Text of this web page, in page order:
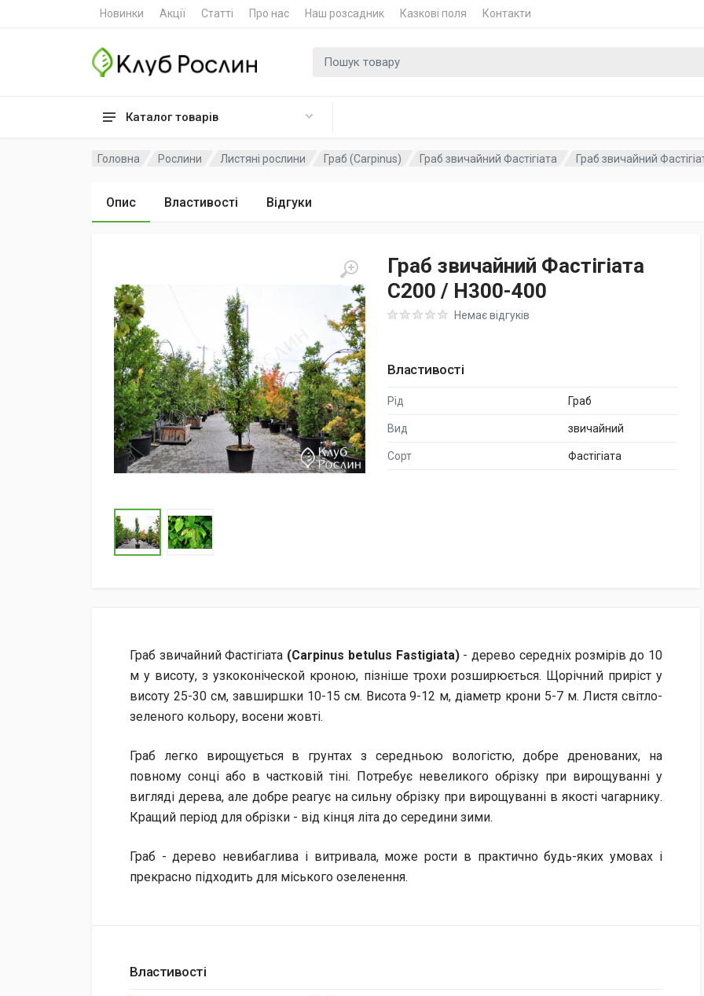
Новинки Акції Статті Про нас Наш розсадник Казкові поля Контакти
Каталог товарів
Пошук для
Головна Рослини Листяні рослини Граб (Carpinus) Граб звичайний Фастігіата Граб звичайний
Опис Властивості Відгуки
Граб звичайний Фастігіата
C200 / H300-400
Rating: 0 out of 5Немає відгуків
Властивості
Рід Граб
Вид звичайний
Сорт Фастігіата
Граб звичайний Фастігіата (Carpinus betulus Fastigiata)- дерево середніх розмірів до 10
м у висоту, з узкоконіческой кроною, пізніше трохи розширюється. Щорічний приріст у
висоту 25-30 см, завширшки 10-15 см. Висота 9-12 м, діаметр крони 5-7 м. Листя світло-
зеленого кольору, восени жовті.
Граб легко вирощується в грунтах з середньою вологістю, добре дренованих, на
повному сонці або в частковій тіні. Потребує невеликого обрізку при вирощуванні у
вигляді дерева, але добре реагує на сильну обрізку при вирощуванні в якості чагарнику.
Кращий період для обрізки - від кінця літа до середини зими.
Граб - дерево невибаглива і витривала, може рости в практично будь-яких умовах і
прекрасно підходить для міського озеленення.
Властивості